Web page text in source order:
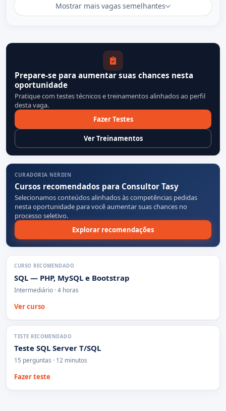
Mostrar mais vagas semelhantes
Prepare-se para aumentar suas chances nesta
oportunidade
Pratique com testes técnicos e treinamentos alinhados ao perfil
desta vaga.
Fazer Testes
Ver Treinamentos
CURADORIA NERDIN
Cursos recomendados para Consultor Tasy
Selecionamos conteúdos alinhados às competências pedidas
nesta oportunidade para você aumentar suas chances no
processo seletivo.
Explorar recomendações
CURSO RECOMENDADO
SQL — PHP, MySQL e Bootstrap
Intermediário · 4 horas
Ver curso
TESTE RECOMENDADO
Teste SQL Server T/SQL
15 perguntas · 12 minutos
Fazer teste